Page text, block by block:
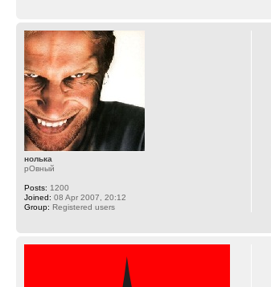
нолька
рОвный
Posts: 1200
Joined: 08 Apr 2007, 20:12
Group: Registered users